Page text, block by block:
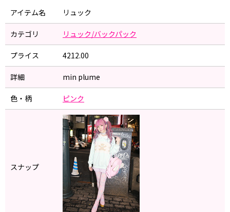
アイテム名 リュック
カテゴリ リュック/バックパック
プライス 4212.00
詳細 min plume
色・柄 ピンク
スナップ